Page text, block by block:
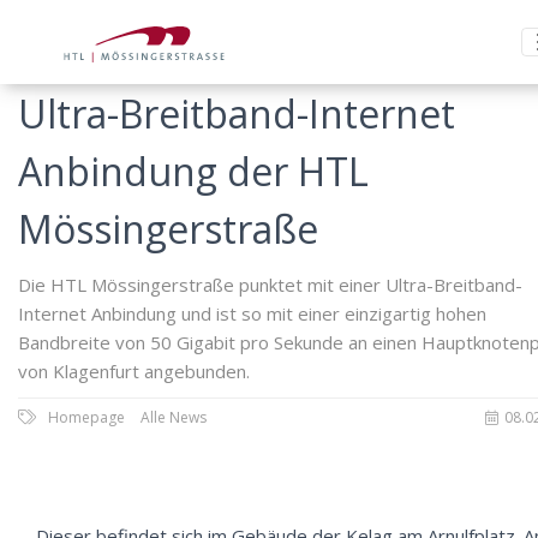
Ultra-Breitband-Internet
Anbindung der HTL
Mössingerstraße
Die HTL Mössingerstraße punktet mit einer Ultra-Breitband-
Internet Anbindung und ist so mit einer einzigartig hohen
Bandbreite von 50 Gigabit pro Sekunde an einen
von Klagenfurt angebunden.
Homepage Alle News